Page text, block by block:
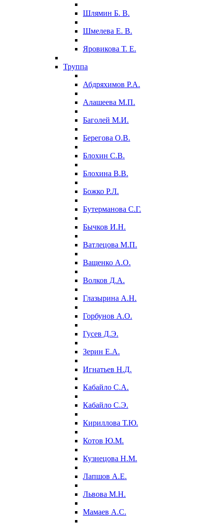
Шлямин Б. В.
Шмелева Е. В.
Яровикова Т. Е.
Труппа
Абдряхимов Р.А.
Алашеева М.П.
Баголей М.И.
Берегова О.В.
Блохин С.В.
Блохина В.В.
Божко Р.Л.
Бутерманова С.Г.
Бычков И.Н.
Ватлецова М.П.
Ващенко А.О.
Волков Д.А.
Глазырина А.Н.
Горбунов А.О.
Гусев Д.Э.
Зерин Е.А.
Игнатьев Н.Д.
Кабайло С.А.
Кабайло С.Э.
Кириллова Т.Ю.
Котов Ю.М.
Кузнецова Н.М.
Лапшов А.Е.
Львова М.Н.
Мамаев А.С.